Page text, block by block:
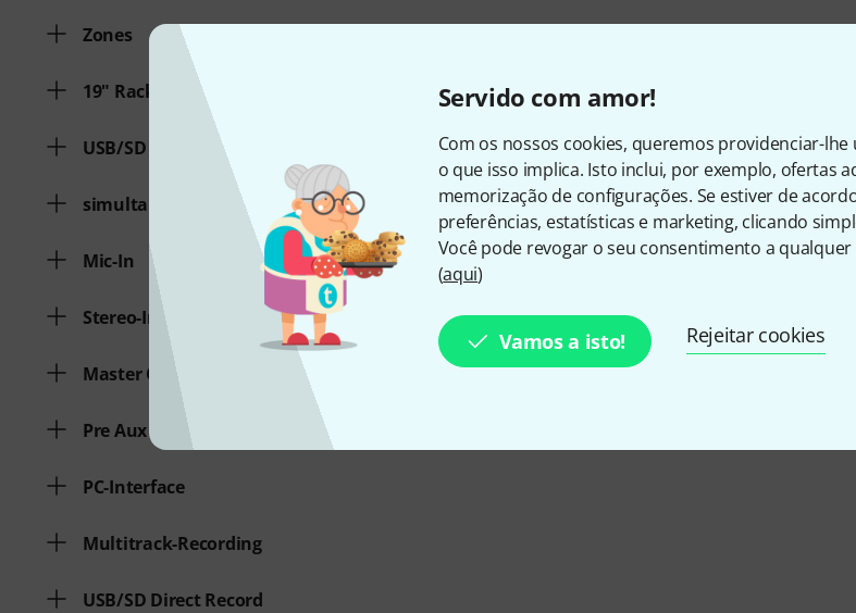
Servido com amor!
Com os nossos cookies, queremos providenciar-
o que isso implica. Isto inclui, por exemplo, ofertas
memorização de configurações. Se estiver de
preferências, estatísticas e marketing, clicando
Você pode revogar o seu consentimento a
(aqui)
Vamos a isto! Rejeitar cookies
Zones
19" Rackmount
USB/SD Direct Record
simultaneously used channels
Mic-In
Stereo-In
Master Out
Pre Aux max.
PC-Interface
Multitrack-Recording
USB/SD Direct Record